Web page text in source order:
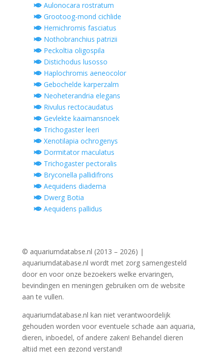
Aulonocara rostratum
Grootoog-mond cichlide
Hemichromis fasciatus
Nothobranchius patrizii
Peckoltia oligospila
Distichodus lusosso
Haplochromis aeneocolor
Gebochelde karperzalm
Neoheterandria elegans
Rivulus rectocaudatus
Gevlekte kaaimansnoek
Trichogaster leeri
Xenotilapia ochrogenys
Dormitator maculatus
Trichogaster pectoralis
Bryconella pallidifrons
Aequidens diadema
Dwerg Botia
Aequidens pallidus
© aquariumdatabse.nl (2013 – 2026) |
aquariumdatabase.nl wordt met zorg samengesteld
door en voor onze bezoekers welke ervaringen,
bevindingen en meningen gebruiken om de website
aan te vullen.
aquariumdatabase.nl kan niet verantwoordelijk
gehouden worden voor eventuele schade aan aquaria,
dieren, inboedel, of andere zaken! Behandel dieren
altijd met een gezond verstand!